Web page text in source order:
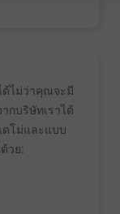
ไม่ว่าคุณจะมี
กบริษัทเราได้
โม่และแบบ
วย: